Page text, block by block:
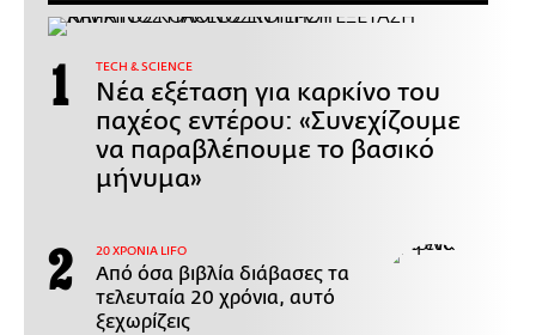
ΤECH & SCIENCE
Νέα εξέταση για καρκίνο του
παχέος εντέρου: «Συνεχίζουμε
να παραβλέπουμε το βασικό
μήνυμα»
20 ΧΡΟΝΙΑ LIFO
Από όσα βιβλία διάβασες τα
τελευταία 20 χρόνια, αυτό
ξεχωρίζεις